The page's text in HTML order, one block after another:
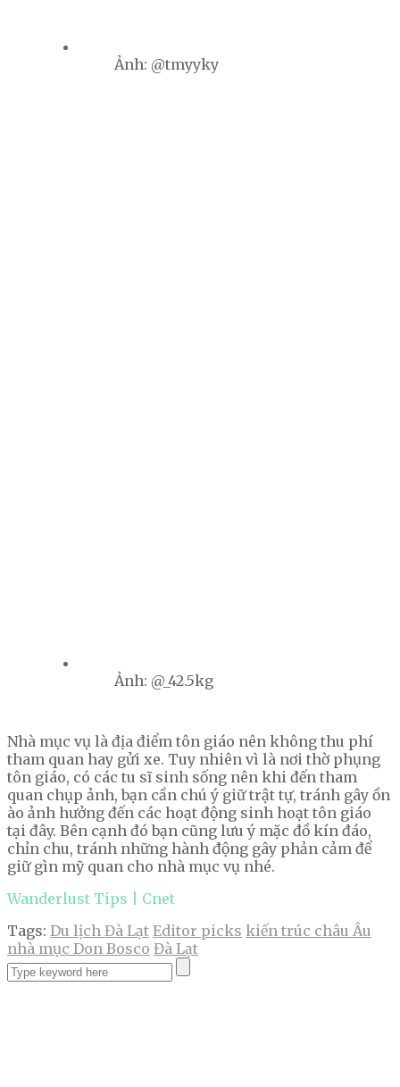
Ảnh: @tmyyky
Ảnh: @_42.5kg
Nhà mục vụ là địa điểm tôn giáo nên không thu phí
tham quan hay gửi xe. Tuy nhiên vì là nơi thờ phụng
tôn giáo, có các tu sĩ sinh sống nên khi đến tham
quan chụp ảnh, bạn cần chú ý giữ trật tự, tránh gây ồn
ào ảnh hưởng đến các hoạt động sinh hoạt tôn giáo
tại đây. Bên cạnh đó bạn cũng lưu ý mặc đồ kín đáo,
chỉn chu, tránh những hành động gây phản cảm để
giữ gìn mỹ quan cho nhà mục vụ nhé.
Wanderlust Tips | Cnet
Tags: Du lịch Đà Lạt Editor picks kiến trúc châu Âu
nhà mục Don Bosco Đà Lạt